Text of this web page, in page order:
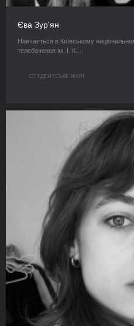
Єва Зур'ян
Навчається в Київському
телебачення ім. І. К.…
СТУДЕНТСЬКЕ ЖУРІ